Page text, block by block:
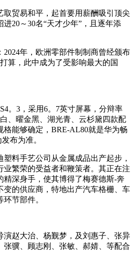
贸易和平，起首要用薪酬吸引顶尖
20～30名“天才少年”，且逐年添
年，欧洲零部件制制商曾经颁布
算，此中成为了受影响最大的国
。3，采用6。7英寸屏幕，分辩率
、曜金黑、湖光青、云杉黛四款配
格能够确定，BRE-AL80就是华为畅
布为准。
料手艺公司从金属成品出产起步，
业繁荣的受益者和鞭策者。其正在注
精深身手，使其博得了梅赛德斯-奔
变的供应商，特地出产汽车格栅、车
节部件。
赵大治、杨觐梦，及刘惠子、张异
张骥、顾志刚、张敏、郝婧、等配合